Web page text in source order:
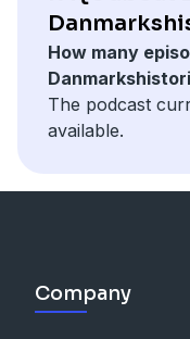
Lyddesign:
Broder Bach
Christian Grau og Thorkild
produceret af BEAM
Nationalmuseets
udlånt af La Glace
How many
The podcast
available.
Company